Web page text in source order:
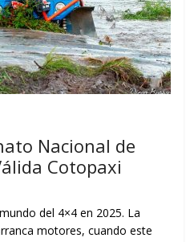
Nacional de
Cotopaxi
del 4×4 en 2025. La
motores, cuando este